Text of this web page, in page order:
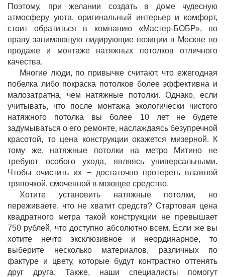
Поэтому, при желании создать в доме чудесную
атмосферу уюта, оригинальный интерьер и комфорт,
стоит обратиться в компанию «Мастер-БОБР», по
праву занимающую лидирующие позиции в Москве по
продаже и монтаже натяжных потолков отличного
качества.
Многие люди, по привычке считают, что ежегодная
побелка либо покраска потолков более эффективна и
малозатратна, чем натяжные потолки. Однако, если
учитывать, что после монтажа экологически чистого
натяжного потолка вы более 10 лет не будете
задумываться о его ремонте, наслаждаясь безупречной
красотой, то цена конструкции окажется мизерной. К
тому же, натяжные потолки на метро Митино не
требуют особого ухода, являясь универсальными.
Чтобы очистить их − достаточно протереть влажной
тряпочкой, смоченной в моющее средство.
Хотите установить натяжные потолки, но
переживаете, что не хватит средств? Стартовая цена
квадратного метра такой конструкции не превышает
750 рублей, что доступно абсолютно всем. Если же вы
хотите нечто эксклюзивное и неординарное, то
выберите несколько материалов, различных по
фактуре и цвету, которые будут контрастно оттенять
друг друга. Также, наши специалисты помогут